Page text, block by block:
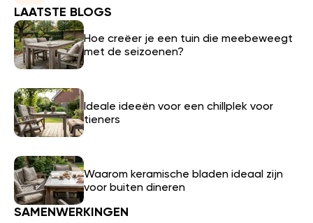
LAATSTE BLOGS
Hoe creëer je een tuin die meebeweegt
met de seizoenen?
Ideale ideeën voor een chillplek voor
tieners
Waarom keramische bladen ideaal zijn
voor buiten dineren
SAMENWERKINGEN